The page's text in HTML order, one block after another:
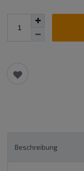
Beschreibung